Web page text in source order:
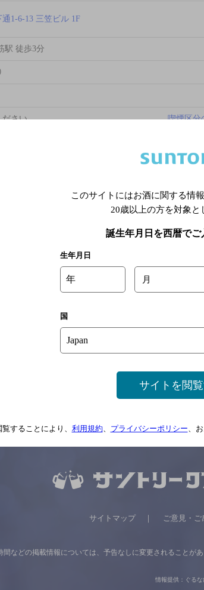
1-6-13 三笠ビル 1F
駅 徒歩3分
ださい 喫煙区分
電話にて承ります
場合があります。詳しくはお店にお問い合わせく
はお客様のご判断でご利用ください。
サイトマップ ご意見・ご
などの掲載情報については、 予告なしに変更されることがあ
情報提供：ぐるな
このサイトにはお酒に関する情
20歳以上の方を対象と
誕生年月日を西暦でご
生年月日
年 月
国
サイトを閲
覧することにより、 利用規約、 プライバシーポリシー、